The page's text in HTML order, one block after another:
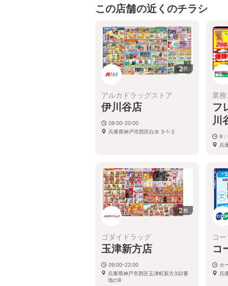
この店舗の近くのチラシ
2枚
アルカドラッグストア
伊川谷店
09:00-20:00
兵庫県神戸市西区白水 3-1-2
業
フ
川
9
兵
2枚
ゴダイドラッグ
玉津新方店
09:00-22:00
兵庫県神戸市西区玉津町新方332番
地の8
コ
コ
ホ
兵